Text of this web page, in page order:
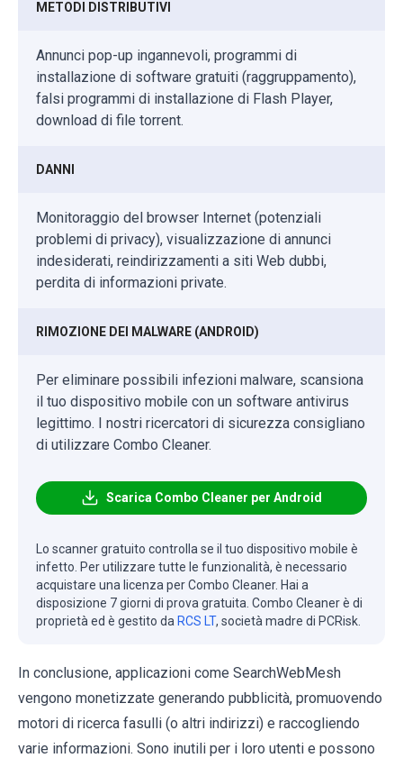
METODI DISTRIBUTIVI
Annunci pop-up ingannevoli, programmi di
installazione di software gratuiti (raggruppamento),
falsi programmi di installazione di Flash Player,
download di file torrent.
DANNI
Monitoraggio del browser Internet (potenziali
problemi di privacy), visualizzazione di annunci
indesiderati, reindirizzamenti a siti Web dubbi,
perdita di informazioni private.
RIMOZIONE DEI MALWARE (ANDROID)
Per eliminare possibili infezioni malware, scansiona
il tuo dispositivo mobile con un software antivirus
legittimo. I nostri ricercatori di sicurezza consigliano
di utilizzare Combo Cleaner.
Scarica Combo Cleaner per Android
Lo scanner gratuito controlla se il tuo dispositivo mobile è
infetto. Per utilizzare tutte le funzionalità, è necessario
acquistare una licenza per Combo Cleaner. Hai a
disposizione 7 giorni di prova gratuita. Combo Cleaner è di
proprietà ed è gestito da RCS LT, società madre di PCRisk.
In conclusione, applicazioni come SearchWebMesh
vengono monetizzate generando pubblicità, promuovendo
motori di ricerca fasulli (o altri indirizzi) e raccogliendo
varie informazioni. Sono inutili per i loro utenti e possono